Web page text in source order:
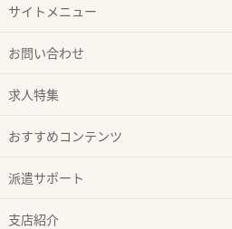
サイトメニュー
お問い合わせ
求人特集
おすすめコンテンツ
派遣サポート
支店紹介